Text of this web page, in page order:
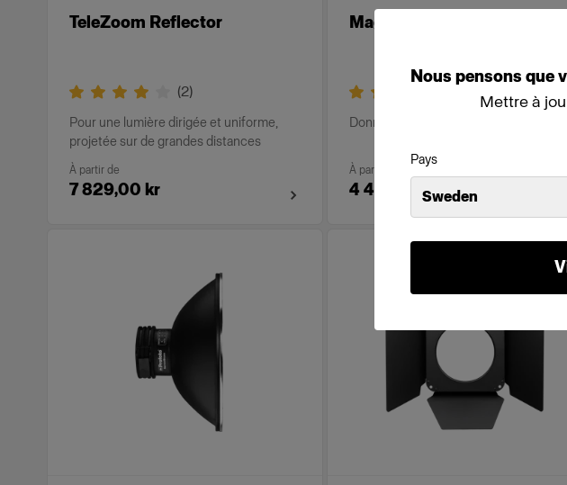
Nous pensons que
Mettre à
Pays
Sweden
TeleZoom Reflector
(2)
Pour une lumière dirigée et uniforme,
projetée sur de grandes distances
À partir de
7 829,00 kr
Magnum Reflector White
Donne une lumière intense et plus
À partir de
4 419,00 kr